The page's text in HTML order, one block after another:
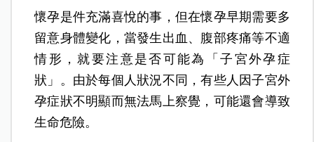
懷孕是件充滿喜悅的事，但在懷孕早期需要多
留意身體變化，當發生出血、腹部疼痛等不適
情形，就要注意是否可能為「子宮外孕症
狀」。由於每個人狀況不同，有些人因子宮外
孕症狀不明顯而無法馬上察覺，可能還會導致
生命危險。